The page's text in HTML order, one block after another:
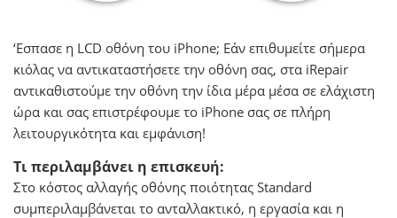
‘Εσπασε η LCD οθόνη του iPhone; Εάν επιθυμείτε σήμερα
κιόλας να αντικαταστήσετε την οθόνη σας, στα iRepair
αντικαθιστούμε την οθόνη την ίδια μέρα μέσα σε ελάχιστη
ώρα και σας επιστρέφουμε το iPhone σας σε πλήρη
λειτουργικότητα και εμφάνιση!
Τι περιλαμβάνει η επισκευή:
Στο κόστος αλλαγής οθόνης ποιότητας Standard
συμπεριλαμβάνεται το ανταλλακτικό, η εργασία και η